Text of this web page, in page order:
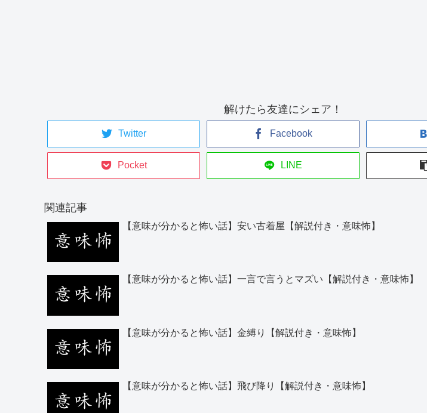
解けたら友達にシェア！
Twitter Facebook
Pocket LINE
関連記事
【意味が分かると怖い話】安い古着屋【解説付き・意味怖】
【意味が分かると怖い話】一言で言うとマズい【解説付き・意味怖】
【意味が分かると怖い話】金縛り【解説付き・意味怖】
【意味が分かると怖い話】飛び降り【解説付き・意味怖】